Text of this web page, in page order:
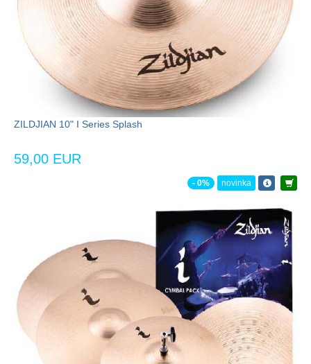
ZILDJIAN 10" I Series Splash
59,00 EUR
- 0% novinka